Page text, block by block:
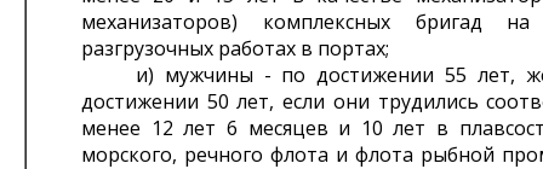
механизаторов) комплексных бригад на
разгрузочных работах в портах;
и) мужчины - по достижении 55 лет,
достижении 50 лет, если они трудились
менее 12 лет 6 месяцев и 10 лет в
морского, речного флота и флота рыбной